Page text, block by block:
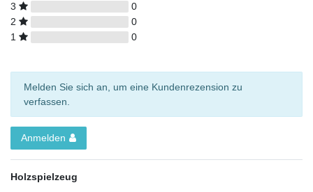
3
0
2
0
1
0
Melden Sie sich an, um eine Kundenrezension zu
verfassen.
Anmelden
Holzspielzeug